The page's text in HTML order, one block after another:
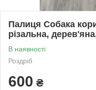
Палиця Собака
різальна,
В наявності
Роздріб
600 ₴